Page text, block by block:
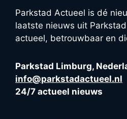
Parkstad Actueel is dé
laatste nieuws uit
actueel, betrouwbaar en
Parkstad Limburg,
info@parkstadactueel.nl
24/7 actueel nieuws